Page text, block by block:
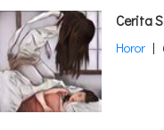
Cerita
Horor |